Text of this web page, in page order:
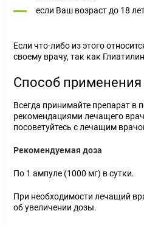
если Ваш возраст до 18
Если что-либо из этого
своему врачу, так как
Способ
Всегда принимайте препарат в
рекомендациями лечащего
посоветуйтесь с лечащим
Рекомендуемая доза
По 1 ампуле (1000 мг) в сутки.
При необходимости лечащий
об увеличении дозы.